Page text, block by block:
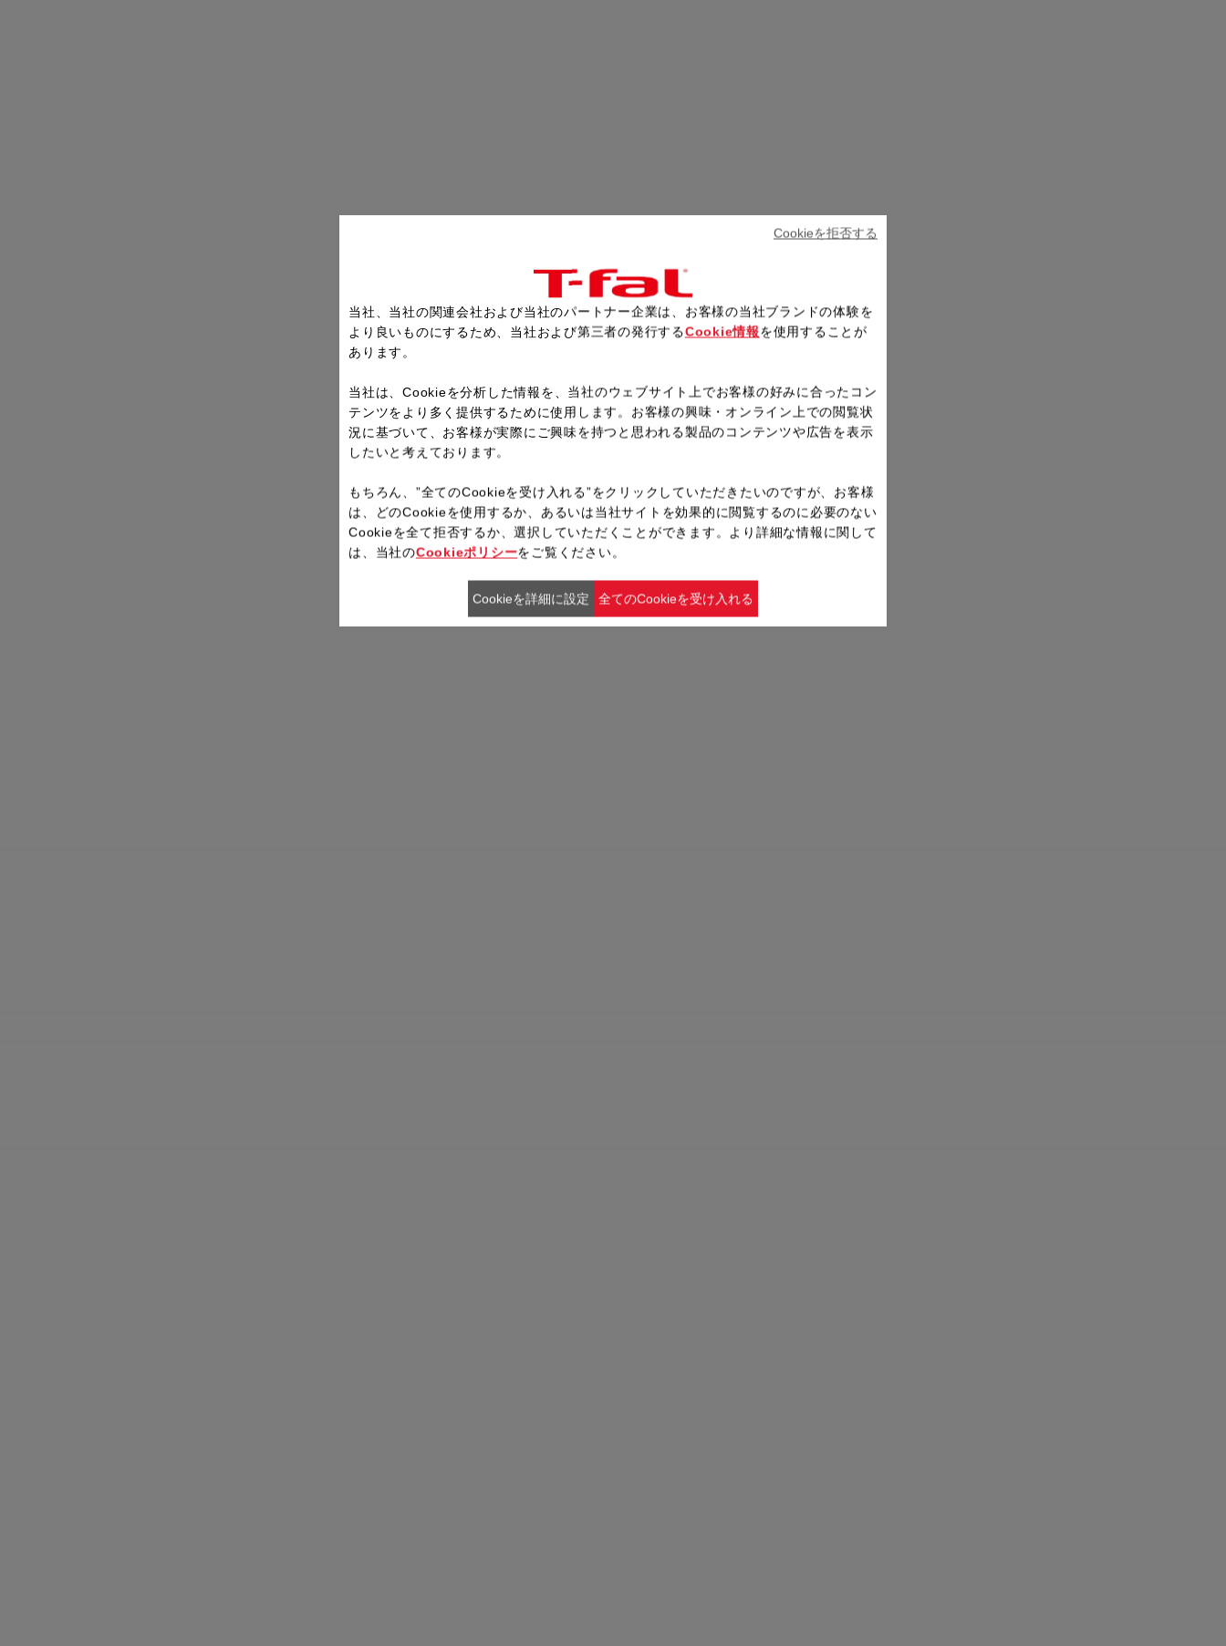
当社、当社の関連会社および当社のパートナー企業は、お客様の当社ブランドの体験を
より良いものにするため、当社および第三者の発行するCookie情報 を使用することが
あります。
当社は、Cookieを分析した情報を、当社のウェブサイト上でお客様の好みに合ったコン
テンツをより多く提供するために使用します。お客様の興味・オンライン上での閲覧状
況に基づいて、お客様が実際にご興味を持つと思われる製品のコンテンツや広告を表示
したいと考えております。
もちろん、”全てのCookieを受け入れる”をクリックしていただきたいのですが、お客様
は、どのCookieを使用するか、あるいは当社サイトを効果的に閲覧するのに必要のない
Cookieを全て拒否するか、選択していただくことができます。より詳細な情報に関して
は、当社のCookieポリシーをご覧ください。
Cookieを拒否する
Cookieを詳細に設定 全てのCookieを受け入れる